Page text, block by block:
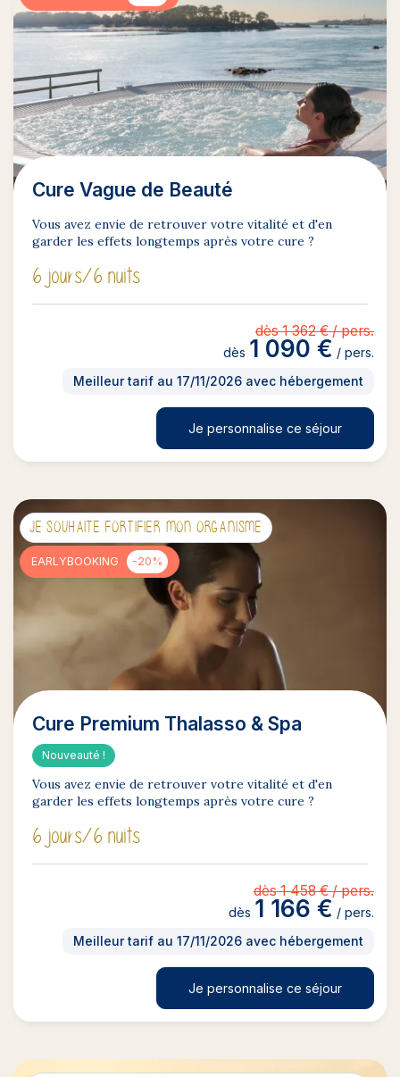
Cure Vague de Beauté
Vous avez envie de retrouver votre vitalité et d'en
garder les effets longtemps après votre cure ?
6 jours/6 nuits
dès 1 362 € / pers.
dès 1 090 € / pers.
Meilleur tarif au 17/11/2026 avec hébergement
Je personnalise ce séjour
JE SOUHAITE FORTIFIER MON ORGANISME
EARLYBOOKING -20%
Cure Premium Thalasso & Spa
Nouveauté !
Vous avez envie de retrouver votre vitalité et d'en
garder les effets longtemps après votre cure ?
6 jours/6 nuits
dès 1 458 € / pers.
dès 1 166 € / pers.
Meilleur tarif au 17/11/2026 avec hébergement
Je personnalise ce séjour